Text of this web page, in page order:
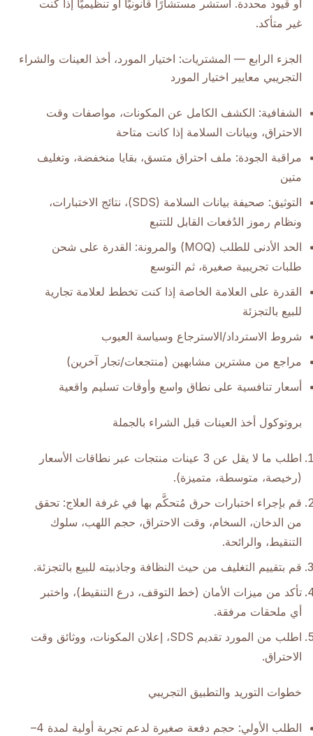
أو قيود محددة. استشر مستشارًا قانونيًا أو تنظيميًا إذا كنت
غير متأكد.
الجزء الرابع — المشتريات: اختيار المورد، أخذ العينات والشراء
التجريبي معايير اختيار المورد
الشفافية: الكشف الكامل عن المكونات، مواصفات وقت
الاحتراق، وبيانات السلامة إذا كانت متاحة
مراقبة الجودة: ملف احتراق متسق، بقايا منخفضة، وتغليف
متين
التوثيق: صحيفة بيانات السلامة (SDS)، نتائج الاختبارات،
ونظام رموز الدُفعات القابل للتتبع
الحد الأدنى للطلب (MOQ) والمرونة: القدرة على شحن
طلبات تجريبية صغيرة، ثم التوسع
القدرة على العلامة الخاصة إذا كنت تخطط لعلامة تجارية
للبيع بالتجزئة
شروط الاسترداد/الاسترجاع وسياسة العيوب
مراجع من مشترين مشابهين (منتجعات/تجار آخرين)
أسعار تنافسية على نطاق واسع وأوقات تسليم واقعية
بروتوكول أخذ العينات قبل الشراء بالجملة
اطلب ما لا يقل عن 3 عينات منتجات عبر نطاقات الأسعار
(رخيصة، متوسطة، متميزة).
قم بإجراء اختبارات حرق مُتحكَّم بها في غرفة العلاج: تحقق
من الدخان، السخام، وقت الاحتراق، حجم اللهب، سلوك
التنقيط، والرائحة.
قم بتقييم التغليف من حيث النظافة وجاذبيته للبيع بالتجزئة.
تأكد من ميزات الأمان (خط التوقف، درع التنقيط)، واختبر
أي ملحقات مرفقة.
اطلب من المورد تقديم SDS، إعلان المكونات، ووثائق وقت
الاحتراق.
خطوات التوريد والتطبيق التجريبي
الطلب الأولي: حجم دفعة صغيرة لدعم تجربة أولية لمدة 4–